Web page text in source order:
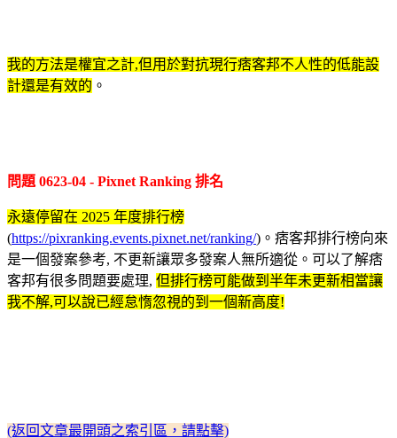
我的方法是權宜之計,但用於對抗現行痞客邦不人性的低能設
計還是有效的 。
問題 0623-04 - Pixnet Ranking 排名
永遠停留在 2025 年度排行榜
(https://pixranking.events.pixnet.net/ranking/) 。痞客邦排行榜向來
是一個發案參考, 不更新讓眾多發案人無所適從。可以了解痞
客邦有很多問題要處理, 但排行榜可能做到半年未更新相當讓
我不解,可以說已經怠惰忽視的到一個新高度!
(返回文章最開頭之索引區，請點擊)